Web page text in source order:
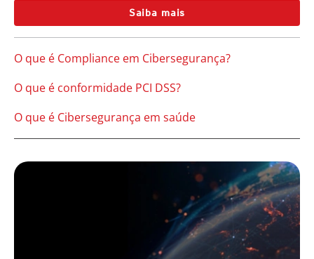
Saiba mais
O que é Compliance em Cibersegurança?
O que é conformidade PCI DSS?
O que é Cibersegurança em saúde